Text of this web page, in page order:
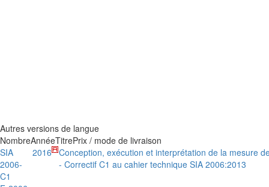
Autres versions de langue
NombreAnnéeTitrePrix / mode de livraison
SIA
2006-
C1
2016
Conception, exécution et interprétation de la mesure
- Correctif C1 au cahier technique SIA 2006:2013